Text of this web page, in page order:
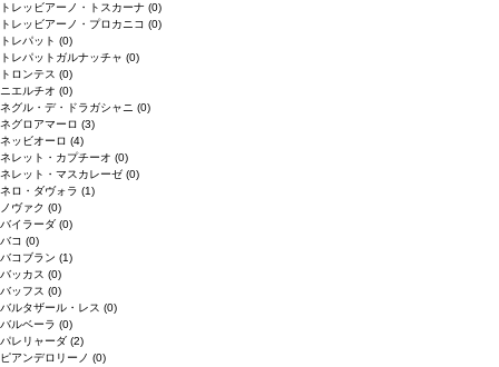
トレッビアーノ・トスカーナ (0)
トレッビアーノ・プロカニコ (0)
トレパット (0)
トレパットガルナッチャ (0)
トロンテス (0)
ニエルチオ (0)
ネグル・デ・ドラガシャニ (0)
ネグロアマーロ (3)
ネッビオーロ (4)
ネレット・カプチーオ (0)
ネレット・マスカレーゼ (0)
ネロ・ダヴォラ (1)
ノヴァク (0)
バイラーダ (0)
バコ (0)
バコブラン (1)
バッカス (0)
バッフス (0)
バルタザール・レス (0)
バルベーラ (0)
パレリャーダ (2)
ピアンデロリーノ (0)